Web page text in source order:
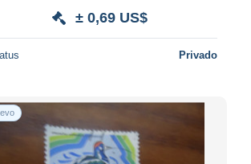
± 0,69 US$
Privado